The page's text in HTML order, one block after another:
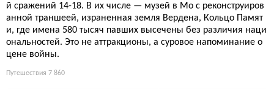
й сражений 14-18. В их числе — музей в Мо с реконструиров
анной траншеей, израненная земля Вердена, Кольцо Памят
и, где имена 580 тысяч павших высечены без различия наци
ональностей. Это не аттракционы, а суровое напоминание о
цене войны.
Путешествия 7 860